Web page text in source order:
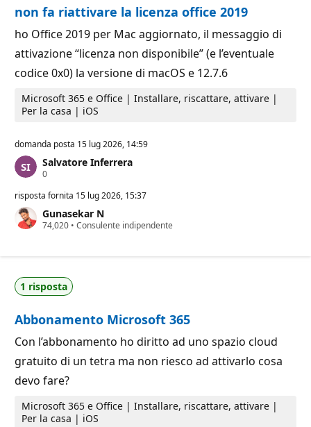
non fa riattivare la licenza office 2019
ho Office 2019 per Mac aggiornato, il messaggio di
attivazione “licenza non disponibile” (e l’eventuale
codice 0x0) la versione di macOS e 12.7.6
Microsoft 365 e Office | Installare, riscattare, attivare |
Per la casa | iOS
domanda posta 15 lug 2026, 14:59
Salvatore Inferrera
0P
n
i
d
u
t
a
i
n
risposta fornita 15 lug 2026, 15:37
Gunasekar N
74,020 P
i
p
t
a
z
e
• Consulente indipendente
1 risposta
Abbonamento Microsoft 365
Con l’abbonamento ho diritto ad uno spazio cloud
gratuito di un tetra ma non riesco ad attivarlo cosa
devo fare?
Microsoft 365 e Office | Installare, riscattare, attivare |
Per la casa | iOS